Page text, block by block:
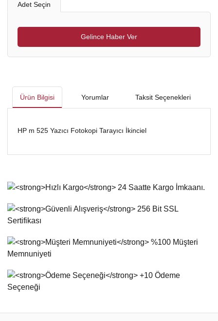
Adet Seçin
Gelince Haber Ver
Ürün Bilgisi Yorumlar Taksit Seçenekleri
HP m 525 Yazıcı Fotokopi Tarayıcı İkinciel
Bu ürünün fiyat bilgisi, resim, ürün açıklamalarında ve diğer
Görüş ve önerileriniz için teşekkür ederiz.
Ürün resmi kalitesiz, bozuk veya görüntülenemiyor.
Ürün açıklamasında eksik bilgiler bulunuyor.
Ürün fiyatı diğer sitelerden daha pahalı.